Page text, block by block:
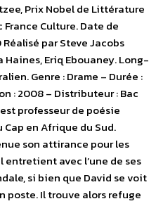
Prix Nobel de Littérature
Culture. Date de
par Steve Jacobs
Haines, Eriq Ebouaney. Long-
Genre : Drame – Durée :
: 2008 – Distributeur : Bac
professeur de poésie
en Afrique du Sud.
son attirance pour les
entretient avec l’une de ses
si bien que David se voit
poste. Il trouve alors refuge